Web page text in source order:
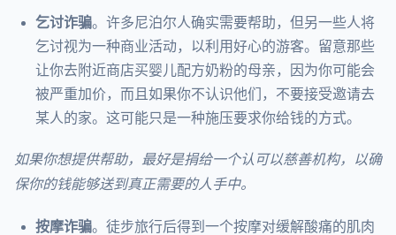
乞讨诈骗。许多尼泊尔人确实需要帮助，但另一些人将
乞讨视为一种商业活动，以利用好心的游客。留意那些
让你去附近商店买婴儿配方奶粉的母亲，因为你可能会
被严重加价，而且如果你不认识他们，不要接受邀请去
某人的家。这可能只是一种施压要求你给钱的方式。
如果你想提供帮助，最好是捐给一个认可以慈善机构，以确
保你的钱能够送到真正需要的人手中。
按摩诈骗。徒步旅行后得到一个按摩对缓解酸痛的肌肉